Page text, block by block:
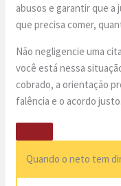
abusos e garantir que
que precisa comer,
Não negligencie uma
você está nessa
cobrado, a orientação
falência e o acordo justo.
Quando o neto tem